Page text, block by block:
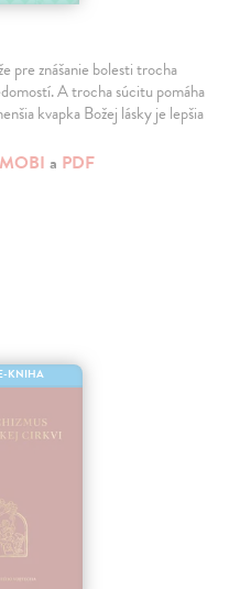
pre znášanie bolesti trocha
A trocha súcitu pomáha
kvapka Božej lásky je lepšia
MOBI a PDF
KNIHA